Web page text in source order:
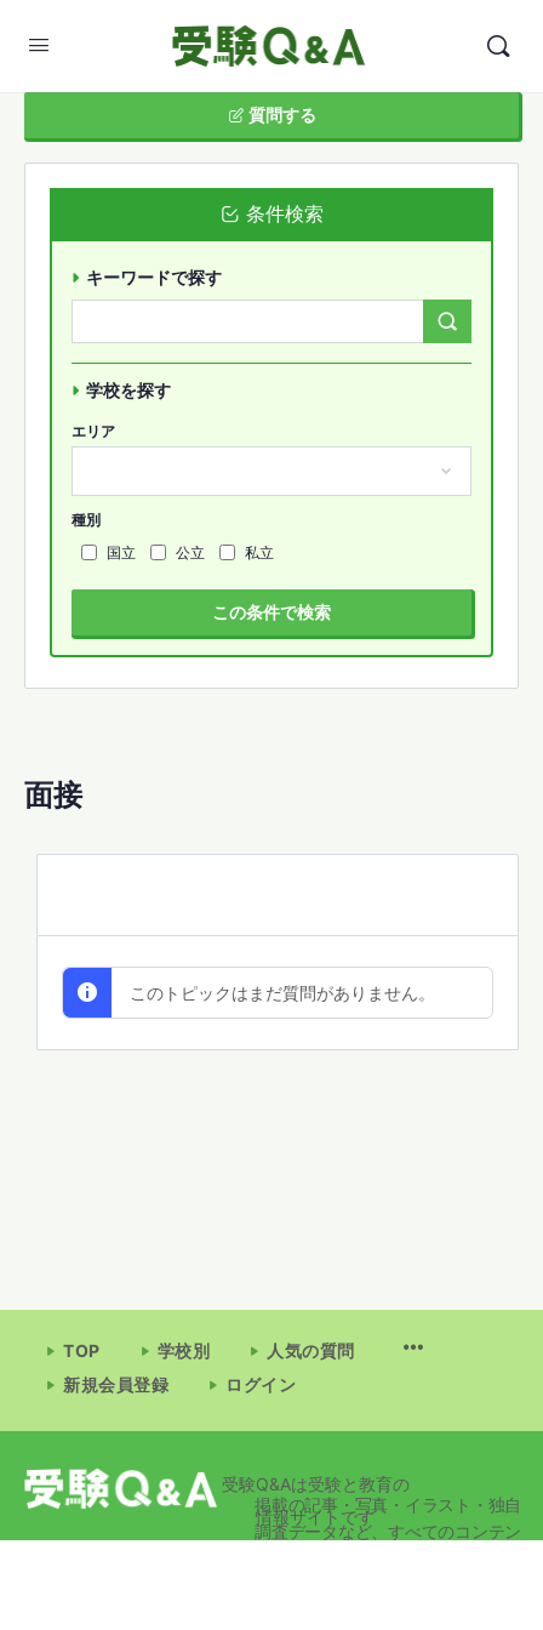
面接
このトピックはまだ質問がありません。
質問する
条件検索
キーワードで探す
学校を探す
エリア
種別
国立
公立 私立
この条件で検索
TOP 学校別
人気の質問
新規会員登録
ログイン
受験Q&Aは受験と教育の
情報サイトです
掲載の記事・写真・イラスト・独自
調査データなど、すべてのコンテン